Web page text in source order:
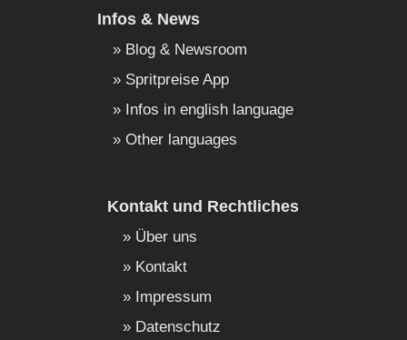
Infos & News
Blog & Newsroom
Spritpreise App
Infos in english language
Other languages
Kontakt und Rechtliches
Über uns
Kontakt
Impressum
Datenschutz